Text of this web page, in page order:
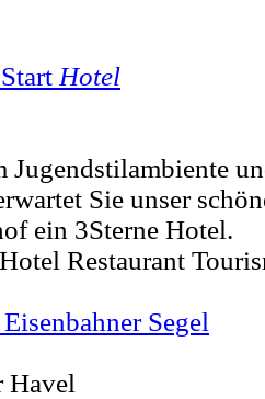
Hotel
Sie unser
ein 3Sterne Hotel.
Restaurant
Segel
Havel